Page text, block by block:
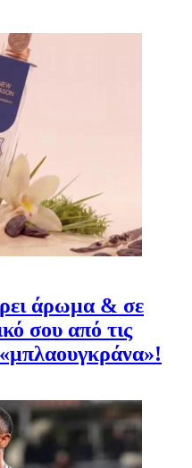
άρωμα & σε
σου από τις